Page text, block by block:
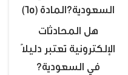
السعودية؟المادة (65)
هل المحادثات
الإلكترونية تعتبر دليلًا
في السعودية؟